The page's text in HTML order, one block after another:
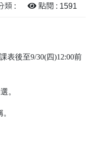
類 : 點閱 : 1591
表後至9/30(四)12:00前
。